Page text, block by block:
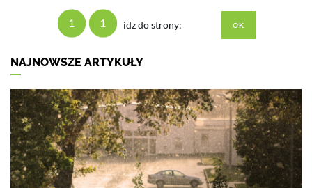
1 1 idz do strony:
NAJNOWSZE ARTYKUŁY